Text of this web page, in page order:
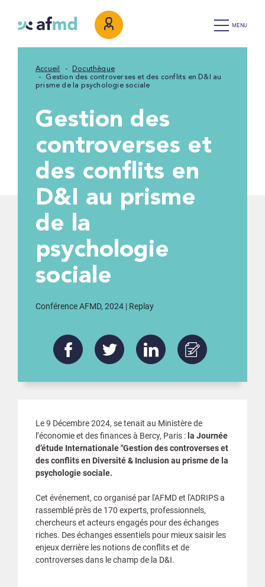
MENU
Accueil
Docuthèque
Gestion des controverses et des conflits en D&I au
prisme de la psychologie sociale
Gestion des
controverses et
des conflits en
D&I au prisme
de la
psychologie
sociale
Conférence AFMD, 2024 | Replay
Le 9 Décembre 2024, se tenait au Ministère de
l’économie et des finances à Bercy, Paris : la Journée
d’étude Internationale "Gestion des controverses et
des conflits en Diversité & Inclusion au prisme de la
psychologie sociale.
Cet événement, co organisé par l'AFMD et l'ADRIPS a
rassemblé près de 170 experts, professionnels,
chercheurs et acteurs engagés pour des échanges
riches. Des échanges essentiels pour mieux saisir les
enjeux derrière les notions de conflits et de
controverses dans le champ de la D&I.